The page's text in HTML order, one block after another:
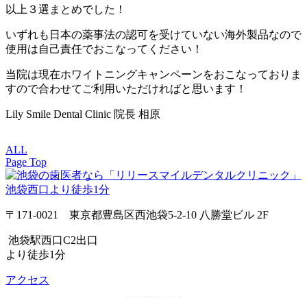
以上３選まとめでした！
いずれも日本の薬事法の認可を受けていない海外製品なので
使用は自己責任でおこなってください！
当院は現在ホワイトニングキャンペーンをおこなっておりま
すので合わせてご利用いただければと思います！
Lily Smile Dental Clinic 院長 相原
ALL
Page Top
〒171-0021 東京都豊島区西池袋5-2-10 八勝堂ビル 2F
池袋駅西口C2出口
より徒歩1分
アクセス